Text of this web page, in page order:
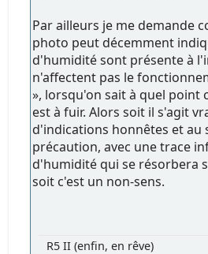
Par ailleurs je me demande
photo peut décemment
d'humidité sont présente à
n'affectent pas le
», lorsqu'on sait à quel point
est à fuir. Alors soit il s'agit
d'indications honnêtes et au
précaution, avec une trace
d'humidité qui se résorbera
soit c'est un non-sens.
R5 II (enfin, en rêve)